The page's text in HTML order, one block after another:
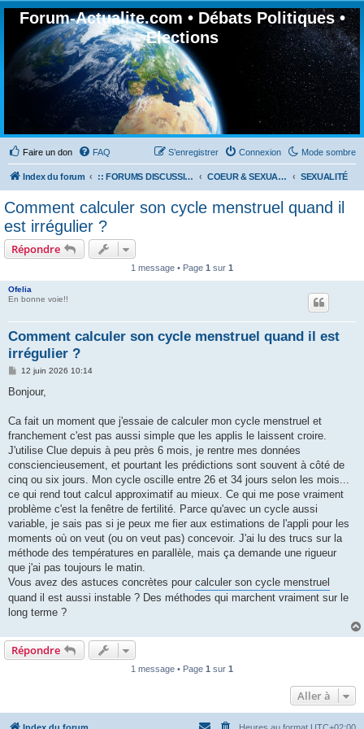
Forum-Actualite.com • Débats Politiques •
Elections
Faire un don Mode sombre
FAQ Connexion
S’enregistrer
Index du forum :: FORUMS DISCUSSION GÉNÉRALES COEUR & SEXUALITÉ SEXUALITÉ
Comment calculer son cycle menstruel quand il
est irrégulier ?
Répondre
1 message • Page 1 sur 1
Ofelia
En bonne voie!!
Comment calculer son cycle menstruel quand il est
irrégulier ?
M
s
g
12 juin 2026 10:14
Bonjour,
Ca fait un moment que j'essaie de calculer mon cycle menstruel et
franchement c'est pas aussi simple que les applis le laissent croire.
J'utilise Clue depuis à peu près 6 mois, je rentre mes données
consciencieusement, et pourtant les prédictions sont souvent à côté de
cinq ou six jours. Mon cycle oscille entre 26 et 34 jours selon les mois...
ce qui rend tout calcul approximatif au mieux. Ce qui me pose vraiment
problème c'est la fenêtre de fertilité. Parce qu'avec un cycle aussi
variable, je sais pas si je peux me fier aux estimations de l'appli pour les
moments où on veut (ou on veut pas) concevoir. J'ai lu des trucs sur la
méthode des températures en parallèle, mais ça demande une rigueur
que j'ai pas toujours le matin.
Vous avez des astuces concrètes pour calculer son cycle menstruel
quand il est aussi instable ? Des méthodes qui marchent vraiment sur le
long terme ?
Répondre
1 message • Page 1 sur 1
Aller à